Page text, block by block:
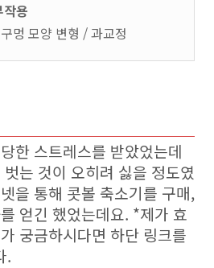
용
멍 모양 변형 / 과교정
한 스트레스를 받았었는데
는 것이 오히려 싫을 정도였
을 통해 콧볼 축소기를 구매,
얻긴 했었는데요. *제가 효
궁금하시다면 하단 링크를
.